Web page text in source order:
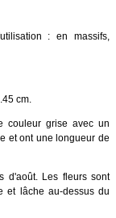
: en massifs,
cm.
couleur grise avec un
et ont une longueur de
d'août. Les fleurs sont
et lâche au-dessus du